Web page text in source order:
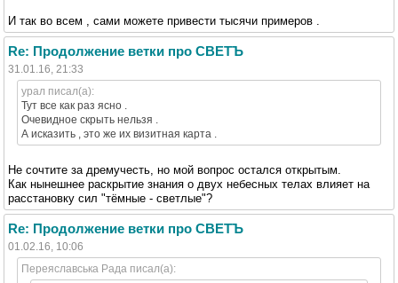
И так во всем , сами можете привести тысячи примеров .
Re: Продолжение ветки про СВЕТЪ
31.01.16, 21:33
урал писал(а):
Тут все как раз ясно .
Очевидное скрыть нельзя .
А исказить , это же их визитная карта .
Не сочтите за дремучесть, но мой вопрос остался открытым.
Как нынешнее раскрытие знания о двух небесных телах влияет на
расстановку сил "тёмные - светлые"?
Re: Продолжение ветки про СВЕТЪ
01.02.16, 10:06
Переяславська Рада писал(а):